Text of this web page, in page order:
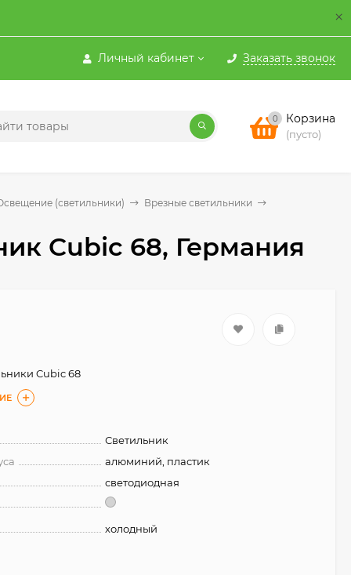
×
Личный кабинет Заказать звонок
0 Корзина
(пусто)
(светильники) Врезные светильники
Cubic 68, Германия
Cubic 68
Светильник
алюминий, пластик
светодиодная
холодный